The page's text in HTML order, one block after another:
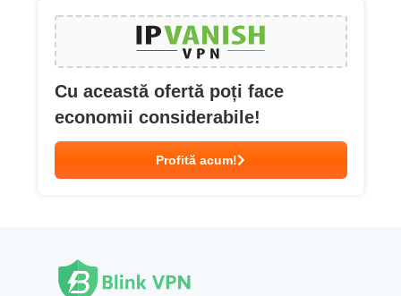
Cu această ofertă poți face
economii considerabile!
Profită acum!